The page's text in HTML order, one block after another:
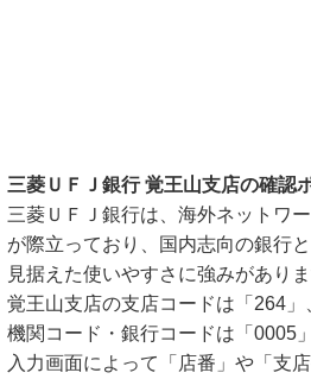
三菱ＵＦＪ銀行 覚王山支店の確認
三菱ＵＦＪ銀行は、海外ネットワ
が際立っており、国内志向の銀行
見据えた使いやすさに強みがありま
覚王山支店の支店コードは「264
機関コード・銀行コードは「0005
入力画面によって「店番」や「支